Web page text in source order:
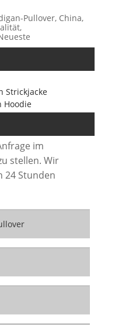
Pullover, China,
Strickjacke
Hoodie
im
stellen. Wir
24 Stunden